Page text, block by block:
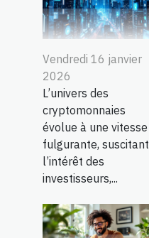
Vendredi 16 janvier
2026
L’univers des
cryptomonnaies
évolue à une vitesse
fulgurante, suscitant
l’intérêt des
investisseurs,...